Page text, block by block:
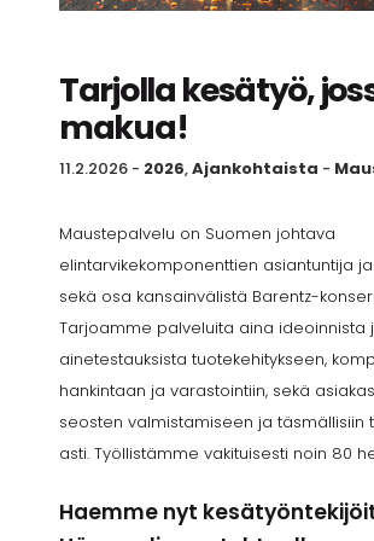
Tarjolla kesätyö,
makua!
11.2.2026 - 2026,Ajankohtaista -
Maustepalvelu on Suomen johtava
elintarvikekomponenttien asiantuntija
sekä osa kansainvälistä Barentz-
Tarjoamme palveluita aina ideoinnista
ainetestauksista tuotekehitykseen,
hankintaan ja varastointiin, sekä
seosten valmistamiseen ja täsmällisiin
asti. Työllistämme vakituisesti noin 80
Haemme nyt